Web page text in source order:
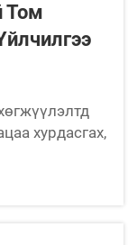
Том
хурдасгах,